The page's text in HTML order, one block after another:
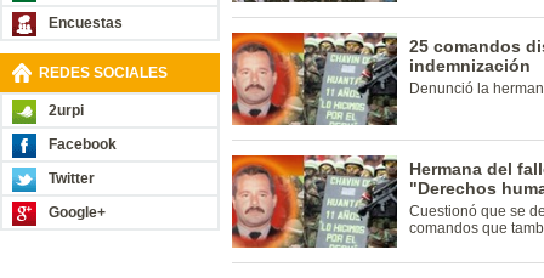
Encuestas
REDES SOCIALES
2urpi
Facebook
Twitter
Google+
25 comandos
indemnización
Denunció la
Hermana del
"Derechos
Cuestionó que se
comandos que